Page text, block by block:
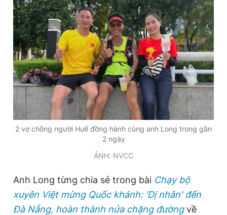
2 vợ chồng người Huế đồng hành cùng anh Long trong gần
2 ngày
ẢNH: NVCC
Anh Long từng chia sẻ trong bài Chạy bộ
xuyên Việt mừng Quốc khánh: 'Dị nhân' đến
Đà Nẵng, hoàn thành nửa chặng đường về